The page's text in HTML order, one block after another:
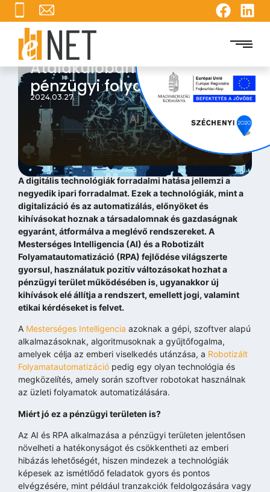
Robotok és AI:
Átalakulóban a vállalatok
pénzügyi folyamatai
2024.03.27.
A digitális technológiák forradalmi hatása jellemzi a
negyedik ipari forradalmat. Ezek a technológiák, mint a
digitalizáció és az automatizálás, előnyöket és
kihívásokat hoznak a társadalomnak és gazdaságnak
egyaránt, átformálva a meglévő rendszereket. A
Mesterséges Intelligencia (AI) és a Robotizált
Folyamatautomatizáció (RPA) fejlődése világszerte
gyorsul, használatuk pozitív változásokat hozhat a
pénzügyi terület működésében is, ugyanakkor új
kihívások elé állítja a rendszert, emellett jogi, valamint
etikai kérdéseket is felvet.
A Mesterséges Intelligencia azoknak a gépi, szoftver alapú
alkalmazásoknak, algoritmusoknak a gyűjtőfogalma,
amelyek célja az emberi viselkedés utánzása, a Robotizált
Folyamatautomatizáció pedig egy olyan technológia és
megközelítés, amely során szoftver robotokat használnak
az üzleti folyamatok automatizálására.
Miért jó ez a pénzügyi területen is?
Az AI és RPA alkalmazása a pénzügyi területen jelentősen
növelheti a hatékonyságot és csökkentheti az emberi
hibázás lehetőségét, hiszen mindezek a technológiák
képesek az ismétlődő feladatok gyors és pontos
elvégzésére, mint például tranzakciók feldolgozására vagy